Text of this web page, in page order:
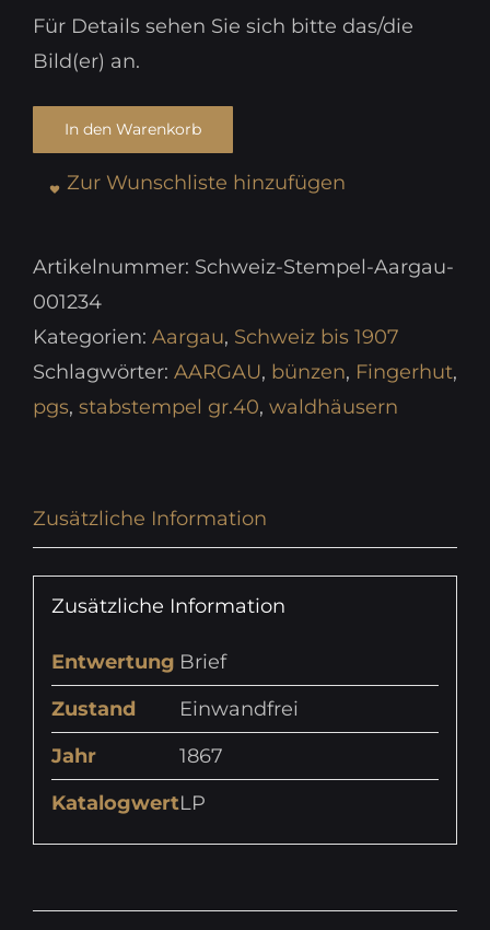
Für Details sehen Sie sich bitte das/die
Bild(er) an.
In den Warenkorb
Zur Wunschliste hinzufügen
Artikelnummer: Schweiz-Stempel-Aargau-
001234
Kategorien: Aargau, Schweiz bis 1907
Schlagwörter: AARGAU, bünzen, Fingerhut,
pgs, stabstempel gr.40, waldhäusern
Zusätzliche Information
Zusätzliche Information
Entwertung Brief
Zustand
Einwandfrei
Jahr
1867
KatalogwertLP